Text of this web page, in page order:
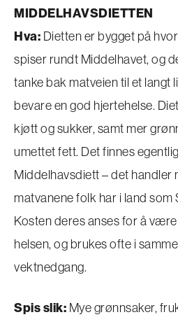
MIDDELHAVSDIETTEN
Hva: Dietten er bygget på
spiser rundt Middelhavet, og
tanke bak matveien til et langt
bevare en god hjertehelse.
kjøtt og sukker, samt mer
umettet fett. Det finnes
Middelhavsdiett – det handler
matvanene folk har i land som
Kosten deres anses for å
helsen, og brukes ofte i
vektnedgang.
Spis slik: Mye grønnsaker,